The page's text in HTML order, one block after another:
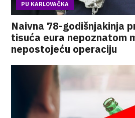
PU KARLOVAČKA
Naivna 78-godišnjakinja
tisuća eura nepoznatom
nepostojeću operaciju